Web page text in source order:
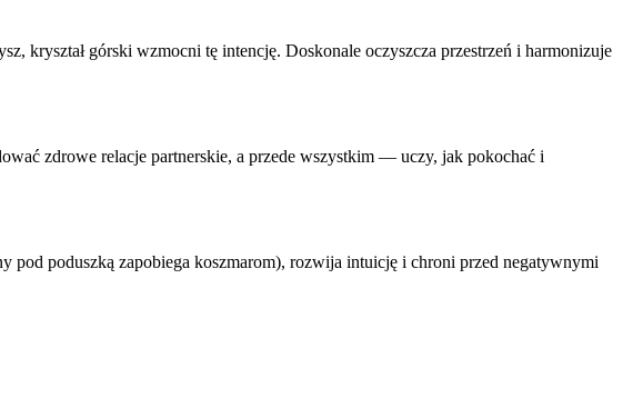
kryształ górski wzmocni tę intencję. Doskonale oczyszcza przestrzeń i harmonizuje
zdrowe relacje partnerskie, a przede wszystkim — uczy, jak pokochać i
pod poduszką zapobiega koszmarom), rozwija intuicję i chroni przed negatywnymi